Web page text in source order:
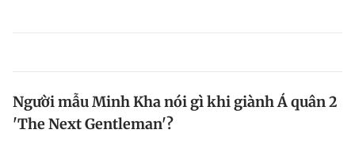
Người mẫu Minh Kha nói gì khi giành Á quân 2
'The Next Gentleman'?